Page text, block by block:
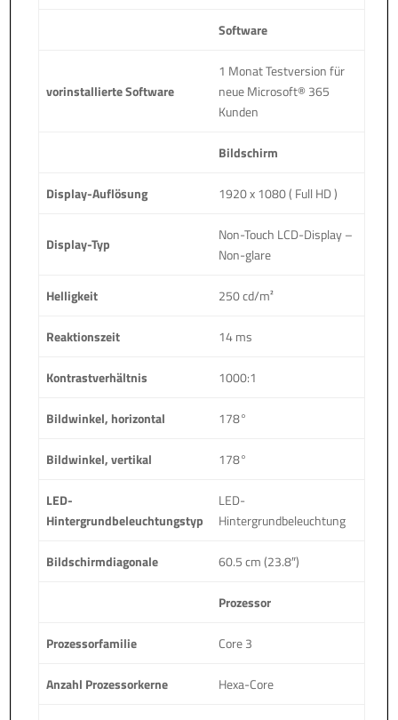
Software
vorinstallierte Software
1 Monat Testversion für
neue Microsoft® 365
Kunden
Bildschirm
Display-Auflösung 1920 x 1080 ( Full HD )
Display-Typ
Non-Touch LCD-Display –
Non-glare
Helligkeit 250 cd/m²
Reaktionszeit 14 ms
Kontrastverhältnis 1000:1
Bildwinkel, horizontal 178°
Bildwinkel, vertikal 178°
LED-
Hintergrundbeleuchtungstyp
LED-
Hintergrundbeleuchtung
Bildschirmdiagonale 60.5 cm (23.8″)
Prozessor
Prozessorfamilie Core 3
Anzahl Prozessorkerne Hexa-Core